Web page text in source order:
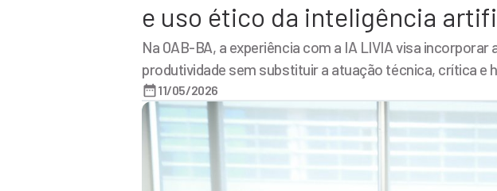
e uso ético da inteligência
Na OAB-BA, a experiência com a IA LIVIA visa
produtividade sem substituir a atuação técnica, crítica e
11/05/2026